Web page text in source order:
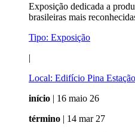
Exposição dedicada a
brasileiras mais
Tipo: Exposição
|
Local: Edifício Pina Estação
início | 16 maio 26
término | 14 mar 27